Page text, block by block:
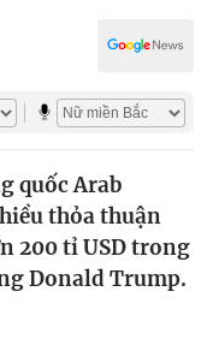
quốc Arab
thỏa thuận
200 tỉ USD trong
Donald Trump.